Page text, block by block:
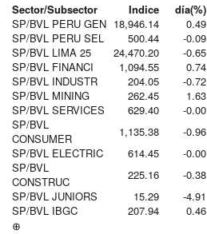
Sector/Subsector
Indice día(%)
SP/BVL PERU GEN 18,946.14 0.49
SP/BVL PERU SEL
500.44 -0.09
SP/BVL LIMA 25
24,470.20 -0.65
SP/BVL FINANCI
1,094.55 0.74
SP/BVL INDUSTR
204.05 -0.72
SP/BVL MINING
262.45 1.63
SP/BVL SERVICES
629.40 -0.00
SP/BVL
CONSUMER
1,135.38 -0.96
SP/BVL ELECTRIC
614.45 -0.00
SP/BVL
CONSTRUC
225.16 -0.38
SP/BVL JUNIORS
15.29 -4.91
SP/BVL IBGC
207.94 0.46
⊕